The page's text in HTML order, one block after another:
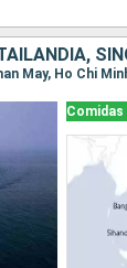
May, Ho Chi
Comidas